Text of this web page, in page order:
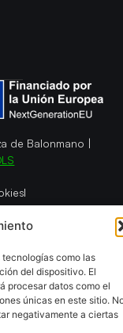
como las
del dispositivo. El
procesar datos como el
únicas en este sitio.
negativamente a ciertas
de Balonmano |
de Accesibilidad
Sitio